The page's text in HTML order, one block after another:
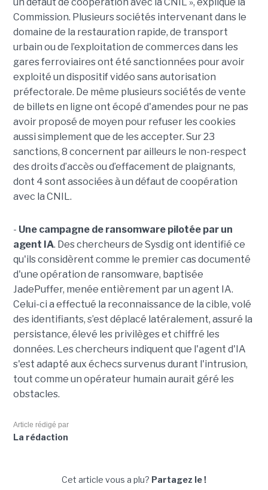
Commission. Plusieurs sociétés intervenant dans le
domaine de la restauration rapide, de transport
urbain ou de l’exploitation de commerces dans les
gares ferroviaires ont été sanctionnées pour avoir
exploité un dispositif vidéo sans autorisation
préfectorale. De même plusieurs sociétés de vente
de billets en ligne ont écopé d'amendes pour ne pas
avoir proposé de moyen pour refuser les cookies
aussi simplement que de les accepter. Sur 23
sanctions, 8 concernent par ailleurs le non-respect
des droits d’accès ou d’effacement de plaignants,
dont 4 sont associées à un défaut de coopération
avec la CNIL.
- Une campagne de ransomware pilotée par un
agent IA. Des chercheurs de Sysdig ont identifié ce
qu'ils considèrent comme le premier cas documenté
d'une opération de ransomware, baptisée
JadePuffer, menée entièrement par un agent IA.
Celui-ci a effectué la reconnaissance de la cible, volé
des identifiants, s’est déplacé latéralement, assuré la
persistance, élevé les privilèges et chiffré les
données. Les chercheurs indiquent que l'agent d'IA
s'est adapté aux échecs survenus durant l'intrusion,
tout comme un opérateur humain aurait géré les
obstacles.
Article rédigé par
La rédaction
Cet article vous a plu? Partagez le !